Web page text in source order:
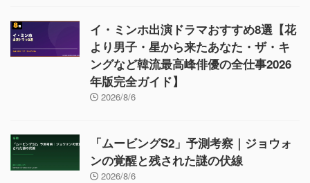
イ・ミンホ出演ドラマおすすめ8選【花
より男子・星から来たあなた・ザ・キ
ングなど韓流最高峰俳優の全仕事2026
年版完全ガイド】
2026/8/6
「ムービングS2」予測考察｜ジョウォ
ンの覚醒と残された謎の伏線
2026/8/6